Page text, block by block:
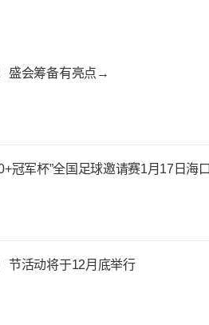
盛会筹备有亮点→
冠军杯”全国足球邀请赛1月17日海
节活动将于12月底举行